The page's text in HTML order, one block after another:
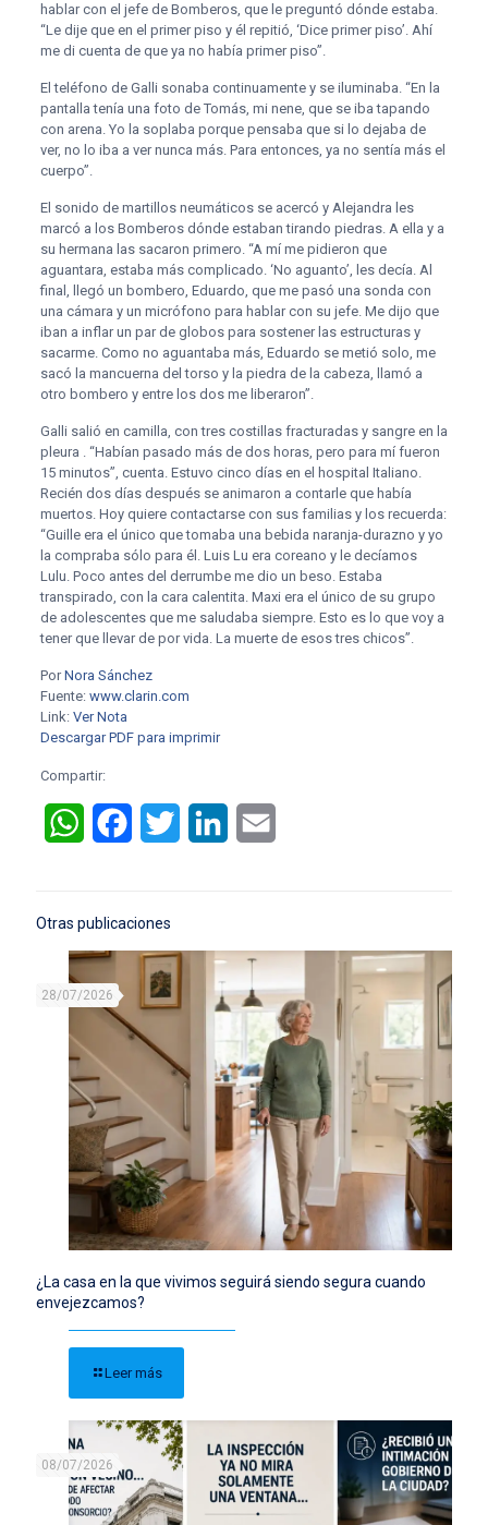
hablar con el jefe de Bomberos, que le preguntó dónde estaba.
“Le dije que en el primer piso y él repitió, ‘Dice primer piso’. Ahí
me di cuenta de que ya no había primer piso”.
El teléfono de Galli sonaba continuamente y se iluminaba. “En la
pantalla tenía una foto de Tomás, mi nene, que se iba tapando
con arena. Yo la soplaba porque pensaba que si lo dejaba de
ver, no lo iba a ver nunca más. Para entonces, ya no sentía más el
cuerpo”.
El sonido de martillos neumáticos se acercó y Alejandra les
marcó a los Bomberos dónde estaban tirando piedras. A ella y a
su hermana las sacaron primero. “A mí me pidieron que
aguantara, estaba más complicado. ‘No aguanto’, les decía. Al
final, llegó un bombero, Eduardo, que me pasó una sonda con
una cámara y un micrófono para hablar con su jefe. Me dijo que
iban a inflar un par de globos para sostener las estructuras y
sacarme. Como no aguantaba más, Eduardo se metió solo, me
sacó la mancuerna del torso y la piedra de la cabeza, llamó a
otro bombero y entre los dos me liberaron”.
Galli salió en camilla, con tres costillas fracturadas y sangre en la
pleura . “Habían pasado más de dos horas, pero para mí fueron
15 minutos”, cuenta. Estuvo cinco días en el hospital Italiano.
Recién dos días después se animaron a contarle que había
muertos. Hoy quiere contactarse con sus familias y los recuerda:
“Guille era el único que tomaba una bebida naranja-durazno y yo
la compraba sólo para él. Luis Lu era coreano y le decíamos
Lulu. Poco antes del derrumbe me dio un beso. Estaba
transpirado, con la cara calentita. Maxi era el único de su grupo
de adolescentes que me saludaba siempre. Esto es lo que voy a
tener que llevar de por vida. La muerte de esos tres chicos”.
PorNora Sánchez
Fuente: www.clarin.com
Link: Ver Nota
Descargar PDF para imprimir
Compartir:
WhatsAppFacebookTwitter LinkedIn
Otras publicaciones
28/07/2026
¿La casa en la que vivimos seguirá siendo segura cuando
envejezcamos?
Leer más
08/07/2026